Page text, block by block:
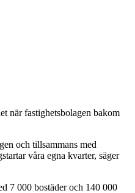
när fastighetsbolagen bakom
och tillsammans med
våra egna kvarter, säger
7 000 bostäder och 140 000